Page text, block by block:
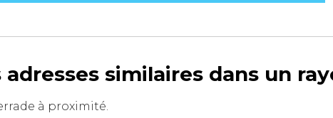
similaires dans un
à proximité.